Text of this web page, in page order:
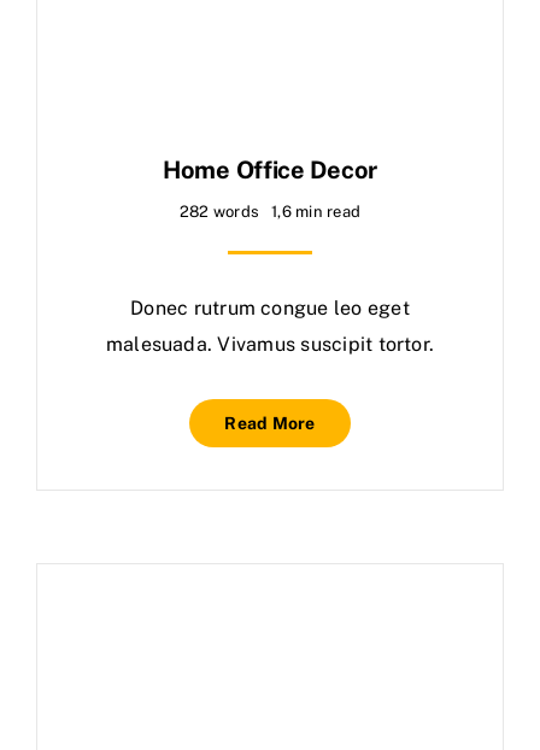
Home Office Decor
282 words 1,6 min read
Donec rutrum congue leo eget
malesuada. Vivamus suscipit tortor.
Read More